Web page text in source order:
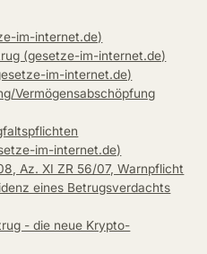
im-internet.de)
(gesetze-im-internet.de)
im-internet.de)
Vermögensabschöpfung
im-internet.de)
Az. XI ZR 56/07, Warnpflicht
eines Betrugsverdachts
- die neue Krypto-